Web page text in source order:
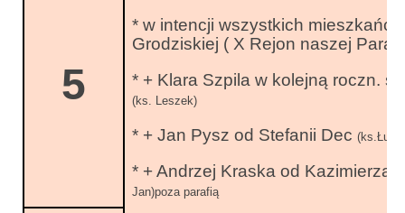
5
* w intencji wszystkich
Grodziskiej ( X Rejon naszej
* + Klara Szpila w kolejną roczn.
(ks. Leszek)
* + Jan Pysz od Stefanii Dec
* + Andrzej Kraska od Kazimierza
Jan)poza parafią